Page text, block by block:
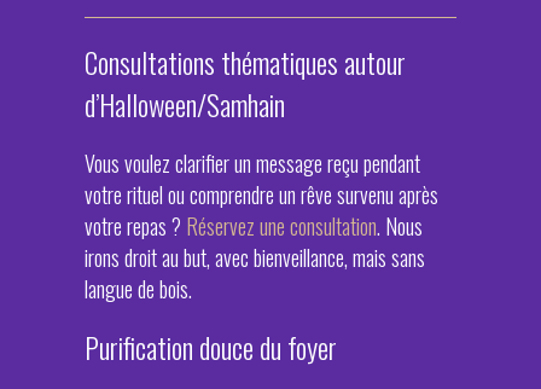
Consultations thématiques autour
d’Halloween/Samhain
Vous voulez clarifier un message reçu pendant
votre rituel ou comprendre un rêve survenu après
votre repas ? Réservez une consultation. Nous
irons droit au but, avec bienveillance, mais sans
langue de bois.
Purification douce du foyer